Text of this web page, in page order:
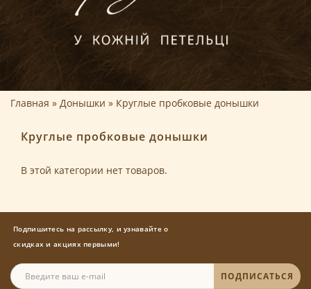
Главная Донышки Круглые пробковые донышки
Круглые пробковые донышки
В этой категории нет товаров.
Подпишитесь на рассылку, и узнавайте о
скидках и акциях первыми!
ПОДПИСАТЬСЯ